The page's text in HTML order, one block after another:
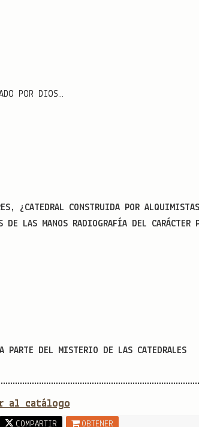
POR DIOS…
¿CATEDRAL CONSTRUIDA POR
LAS MANOS RADIOGRAFÍA DEL CARÁCTER
PARTE DEL MISTERIO DE LAS CATEDRALES
al catálogo
COMPARTIR OBTENER